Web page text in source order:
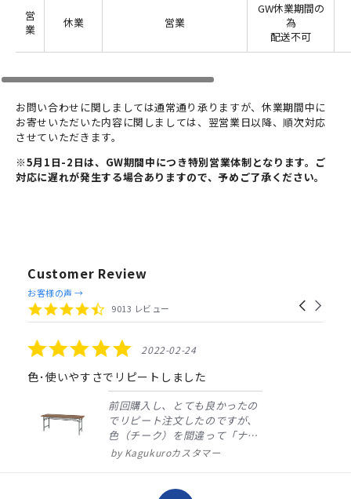
営
業
休業 営業
GW休業期間の
為
配送不可
お問い合わせに関しましては通常通り承りますが、休業期間中に
お寄せいただいた内容に関しましては、翌営業日以降、順次対応
させていただきます。
※5月1日-2日は、GW期間中につき特別営業体制となります。ご
対応に遅れが発生する場合ありますので、予めご了承ください。
Customer Review
Reviews
carousel
Carousel
arrows
4.4
star
9013 レビュー
お客様の声 →
5.0
star
rating
2022-02-24
色･使いやすさでリピートしました
前回購入し、とても良かったの
でリピート注文したのですが、
色（チーク）を間違って「ナチ
ュラル」としてしまいました。
ました。商品到着も早く、品
Kagukuroカスタマー